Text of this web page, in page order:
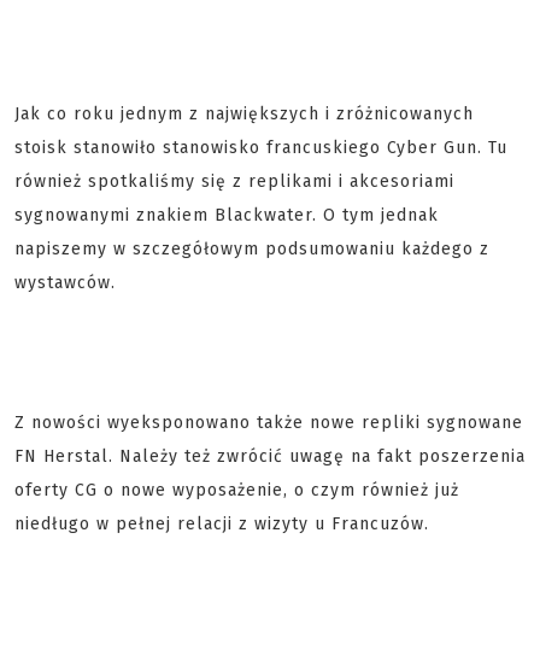
Jak co roku jednym z największych i zróżnicowanych
stoisk stanowiło stanowisko francuskiego Cyber Gun. Tu
również spotkaliśmy się z replikami i akcesoriami
sygnowanymi znakiem Blackwater. O tym jednak
napiszemy w szczegółowym podsumowaniu każdego z
wystawców.
Z nowości wyeksponowano także nowe repliki sygnowane
FN Herstal. Należy też zwrócić uwagę na fakt poszerzenia
oferty CG o nowe wyposażenie, o czym również już
niedługo w pełnej relacji z wizyty u Francuzów.